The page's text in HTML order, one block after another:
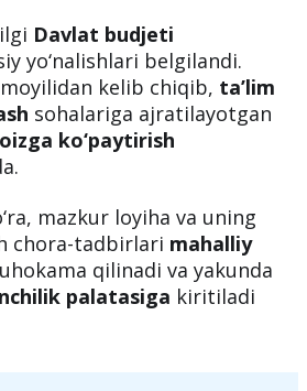
matbuot xizmati xabar
Davlat budjeti
yo‘nalishlari belgilandi.
kelib chiqib,
ko‘paytirish
mazkur loyiha va uning